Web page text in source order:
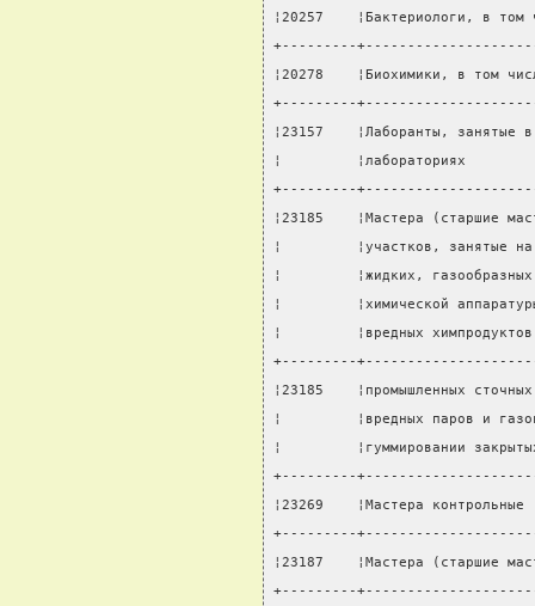
¦20257    ¦Бактериологи, в
+---------
¦20278    ¦Биохимики, в том
+---------
¦23157    ¦Лаборанты,
¦
+---------
¦23185    ¦Мастера (старшие
¦         ¦участков, занятые на
¦         ¦жидких,
¦         ¦химической
¦         ¦вредных
+---------
¦23185    ¦промышленных
¦         ¦вредных паров и
¦         ¦гуммировании
+---------
¦23269    ¦Мастера
+---------
¦23187    ¦Мастера
+---------